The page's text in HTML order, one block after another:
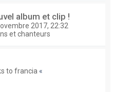
album et clip !
2017, 22:32
et chanteurs
to francia «